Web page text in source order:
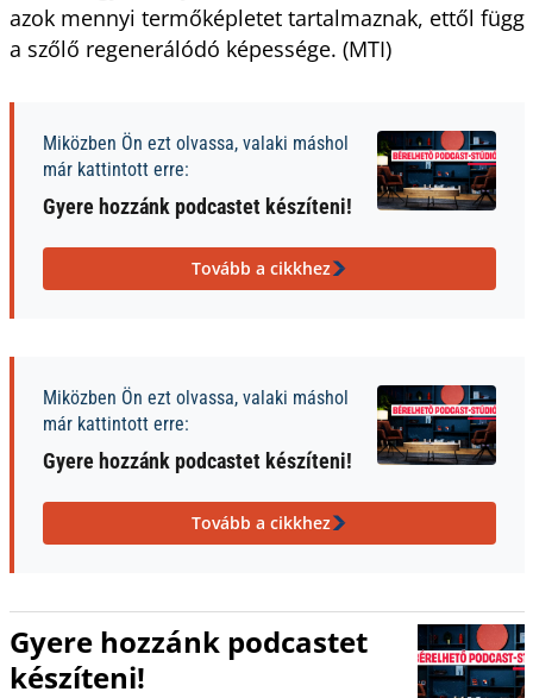
azok mennyi termőképletet tartalmaznak, ettől függ
a szőlő regenerálódó képessége. (MTI)
Miközben Ön ezt olvassa, valaki máshol
már kattintott erre:
Gyere hozzánk podcastet készíteni!
Tovább a cikkhez
Miközben Ön ezt olvassa, valaki máshol
már kattintott erre:
Gyere hozzánk podcastet készíteni!
Tovább a cikkhez
Gyere hozzánk podcastet
készíteni!